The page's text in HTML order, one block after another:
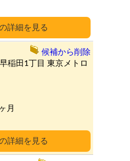
詳細
詳細
早稲田1丁目 東京メトロ
ヶ月
候補から削除